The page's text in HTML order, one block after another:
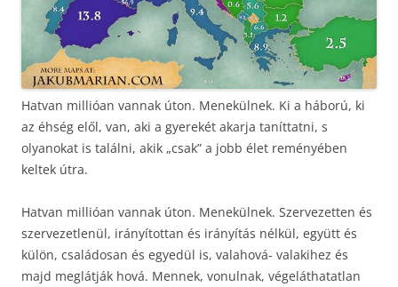
Hatvan millióan vannak úton. Menekülnek. Ki a háború, ki
az éhség elől, van, aki a gyerekét akarja taníttatni, s
olyanokat is találni, akik „csak” a jobb élet reményében
keltek útra.
Hatvan millióan vannak úton. Menekülnek. Szervezetten és
szervezetlenül, irányítottan és irányítás nélkül, együtt és
külön, családosan és egyedül is, valahová- valakihez és
majd meglátják hová. Mennek, vonulnak, végeláthatatlan